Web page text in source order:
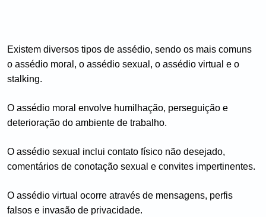
Existem diversos tipos de assédio, sendo os mais comuns
o assédio moral, o assédio sexual, o assédio virtual e o
stalking.
O assédio moral envolve humilhação, perseguição e
deterioração do ambiente de trabalho.
O assédio sexual inclui contato físico não desejado,
comentários de conotação sexual e convites impertinentes.
O assédio virtual ocorre através de mensagens, perfis
falsos e invasão de privacidade.